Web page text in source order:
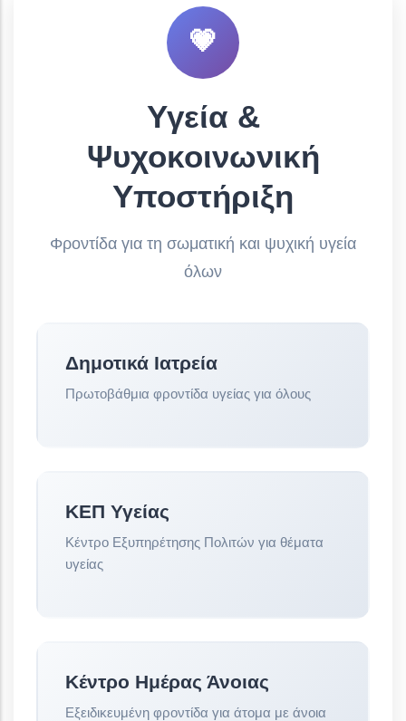
💗
Υγεία &
Ψυχοκοινωνική
Υποστήριξη
Φροντίδα για τη σωματική και ψυχική υγεία
όλων
Δημοτικά Ιατρεία
Πρωτοβάθμια φροντίδα υγείας για όλους
ΚΕΠ Υγείας
Κέντρο Εξυπηρέτησης Πολιτών για θέματα
υγείας
Κέντρο Ημέρας Άνοιας
Εξειδικευμένη φροντίδα για άτομα με άνοια